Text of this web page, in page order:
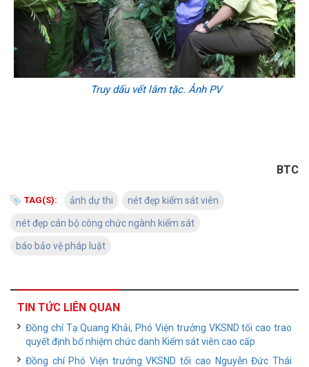
Truy dấu vết lâm tặc. Ảnh PV
BTC
TAG(S): ảnh dự thi nét đẹp kiểm sát viên
nét đẹp cán bộ công chức ngành kiểm sát
báo bảo vệ pháp luật
TIN TỨC LIÊN QUAN
Đồng chí Tạ Quang Khải, Phó Viện trưởng VKSND tối cao trao
quyết định bổ nhiệm chức danh Kiểm sát viên cao cấp
Đồng chí Phó Viện trưởng VKSND tối cao Nguyễn Đức Thái